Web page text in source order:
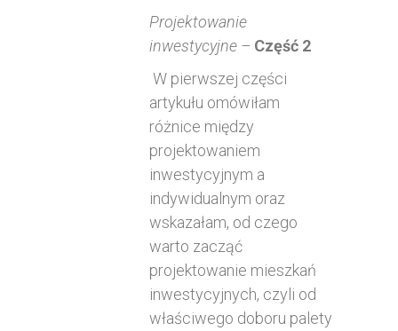
Projektowanie
inwestycyjne – Część 2
W pierwszej części
artykułu omówiłam
różnice między
projektowaniem
inwestycyjnym a
indywidualnym oraz
wskazałam, od czego
warto zacząć
projektowanie mieszkań
inwestycyjnych, czyli od
właściwego doboru palety